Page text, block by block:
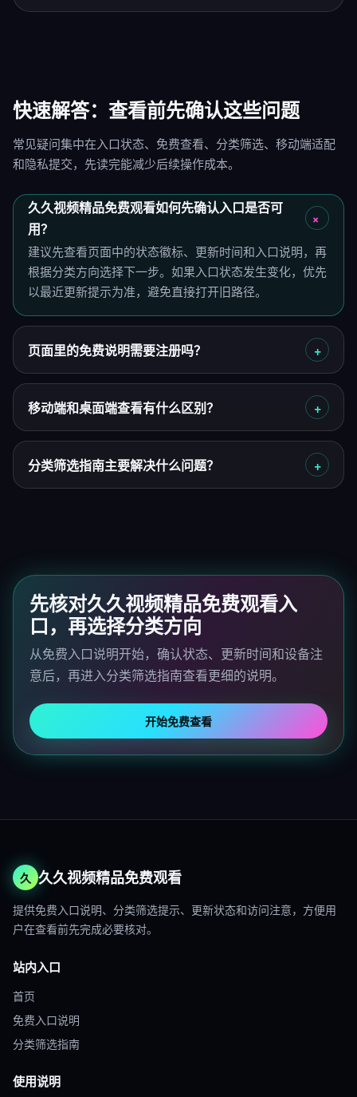
快速解答：查看前先确认这些问题
常见疑问集中在入口状态、免费查看、分类筛选、移动端适配
和隐私提交，先读完能减少后续操作成本。
久久视频精品免费观看如何先确认入口是否可
用？
建议先查看页面中的状态徽标、更新时间和入口说明，再
根据分类方向选择下一步。如果入口状态发生变化，优先
以最近更新提示为准，避免直接打开旧路径。
页面里的免费说明需要注册吗？
移动端和桌面端查看有什么区别？
分类筛选指南主要解决什么问题？
先核对久久视频精品免费观看入
口，再选择分类方向
从免费入口说明开始，确认状态、更新时间和设备注
意后，再进入分类筛选指南查看更细的说明。
开始免费查看
久 久久视频精品免费观看
提供免费入口说明、分类筛选提示、更新状态和访问注意，方便用
户在查看前先完成必要核对。
站内入口
首页
免费入口说明
分类筛选指南
使用说明